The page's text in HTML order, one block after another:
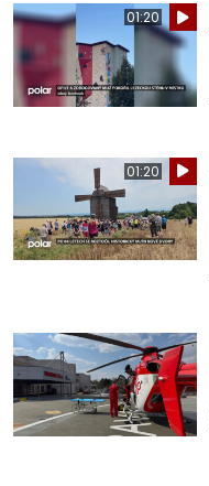
01:20
01:20